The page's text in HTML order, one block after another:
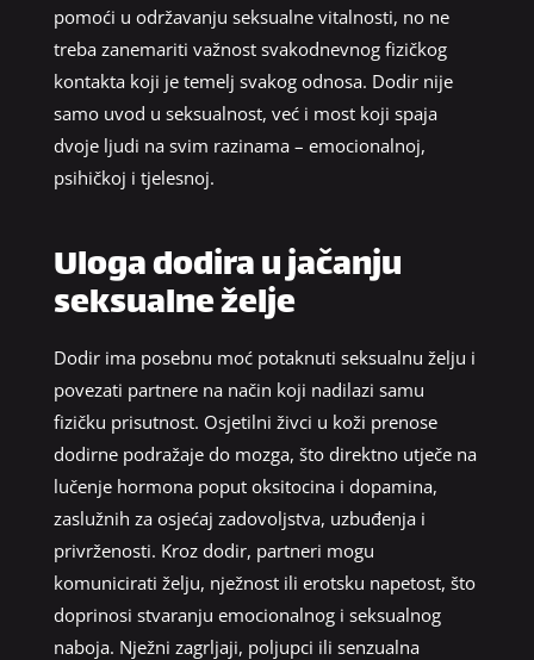
pomoći u održavanju seksualne vitalnosti, no ne
treba zanemariti važnost svakodnevnog fizičkog
kontakta koji je temelj svakog odnosa. Dodir nije
samo uvod u seksualnost, već i most koji spaja
dvoje ljudi na svim razinama – emocionalnoj,
psihičkoj i tjelesnoj.
Uloga dodira u jačanju
seksualne želje
Dodir ima posebnu moć potaknuti seksualnu želju i
povezati partnere na način koji nadilazi samu
fizičku prisutnost. Osjetilni živci u koži prenose
dodirne podražaje do mozga, što direktno utječe na
lučenje hormona poput oksitocina i dopamina,
zaslužnih za osjećaj zadovoljstva, uzbuđenja i
privrženosti. Kroz dodir, partneri mogu
komunicirati želju, nježnost ili erotsku napetost, što
doprinosi stvaranju emocionalnog i seksualnog
naboja. Nježni zagrljaji, poljupci ili senzualna